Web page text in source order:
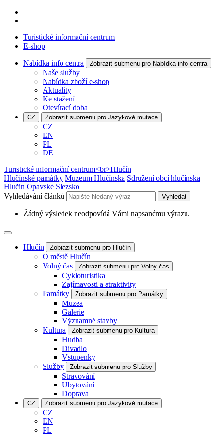
Turistické informační centrum
E-shop
Nabídka info centra Zobrazit submenu pro Nabídka info centra
Naše služby
Nabídka zboží e-shop
Aktuality
Ke stažení
Otevírací doba
CZ Zobrazit submenu pro Jazykové mutace
CZ
EN
PL
DE
Turistické informační centrum<br>Hlučín
Hlučínské památky Muzeum Hlučínska Sdružení obcí hlučínska
Hlučín Opavské Slezsko
Vyhledávání článků
Vyhledat
Žádný výsledek neodpovídá Vámi napsanému výrazu.
Hlučín Zobrazit submenu pro Hlučín
O městě Hlučín
Volný čas
Zobrazit submenu pro Volný čas
Cykloturistika
Zajímavosti a atraktivity
Památky
Zobrazit submenu pro Památky
Muzea
Galerie
Významné stavby
Kultura
Zobrazit submenu pro Kultura
Hudba
Divadlo
Vstupenky
Služby
Zobrazit submenu pro Služby
Stravování
Ubytování
Doprava
CZ Zobrazit submenu pro Jazykové mutace
CZ
EN
PL